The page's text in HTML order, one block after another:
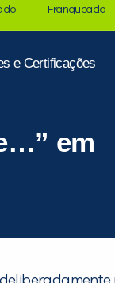
Franqueado
e Certificações
em